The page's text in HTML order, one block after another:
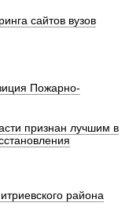
сайтов вузов
Пожарно-
признан лучшим в
района